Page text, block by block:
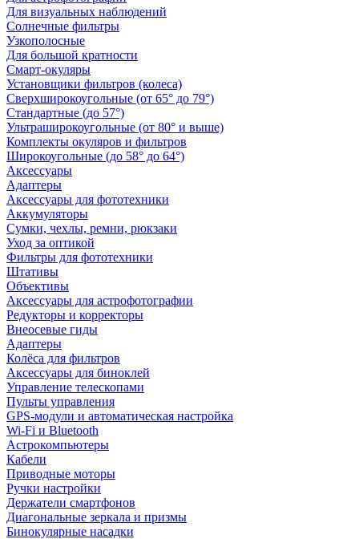
Для визуальных наблюдений
Солнечные фильтры
Узкополосные
Для большой кратности
Смарт-окуляры
Установщики фильтров (колеса)
Сверхширокоугольные (от 65° до 79°)
Стандартные (до 57°)
Ультраширокоугольные (от 80° и выше)
Комплекты окуляров и фильтров
Широкоугольные (до 58° до 64°)
Аксессуары
Адаптеры
Аксессуары для фототехники
Аккумуляторы
Сумки, чехлы, ремни, рюкзаки
Уход за оптикой
Фильтры для фототехники
Штативы
Объективы
Аксессуары для астрофотографии
Редукторы и корректоры
Внеосевые гиды
Адаптеры
Колёса для фильтров
Аксессуары для биноклей
Управление телескопами
Пульты управления
GPS-модули и автоматическая настройка
Wi-Fi и Bluetooth
Астрокомпьютеры
Кабели
Приводные моторы
Ручки настройки
Держатели смартфонов
Диагональные зеркала и призмы
Бинокулярные насадки